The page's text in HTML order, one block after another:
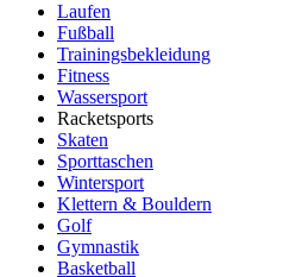
Laufen
Fußball
Trainingsbekleidung
Fitness
Wassersport
Racketsports
Skaten
Sporttaschen
Wintersport
Klettern & Bouldern
Golf
Gymnastik
Basketball